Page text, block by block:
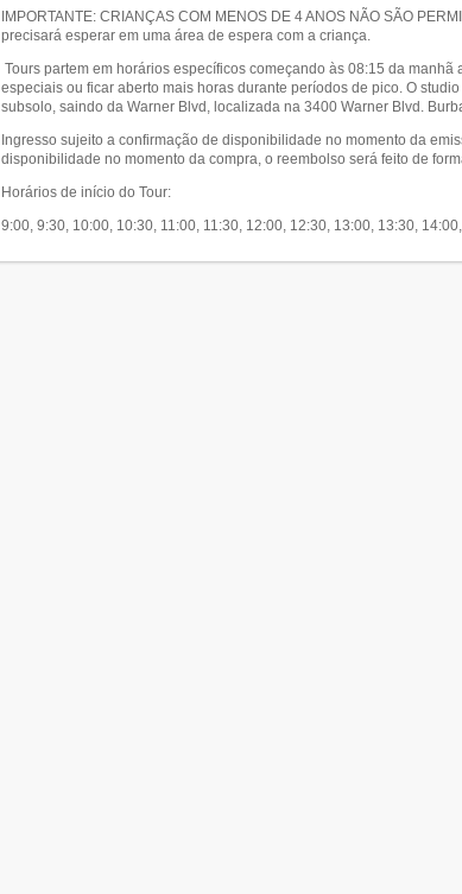
IMPORTANTE: CRIANÇAS COM MENOS DE 4 ANOS NÃO SÃO
precisará esperar em uma área de espera com a criança.
Tours partem em horários específicos começando às 08:15 da
especiais ou ficar aberto mais horas durante períodos de pico. O
subsolo, saindo da Warner Blvd, localizada na 3400 Warner Blvd.
Ingresso sujeito a confirmação de disponibilidade no momento da
disponibilidade no momento da compra, o reembolso será feito de
Horários de início do Tour:
9:00, 9:30, 10:00, 10:30, 11:00, 11:30, 12:00, 12:30, 13:00, 13:30,